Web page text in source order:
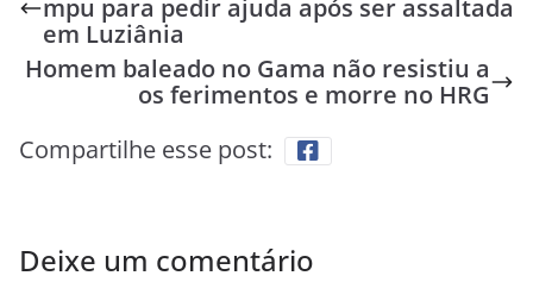
mpu para pedir ajuda após ser assaltada
em Luziânia
Homem baleado no Gama não resistiu a
os ferimentos e morre no HRG
Compartilhe esse post:
Deixe um comentário